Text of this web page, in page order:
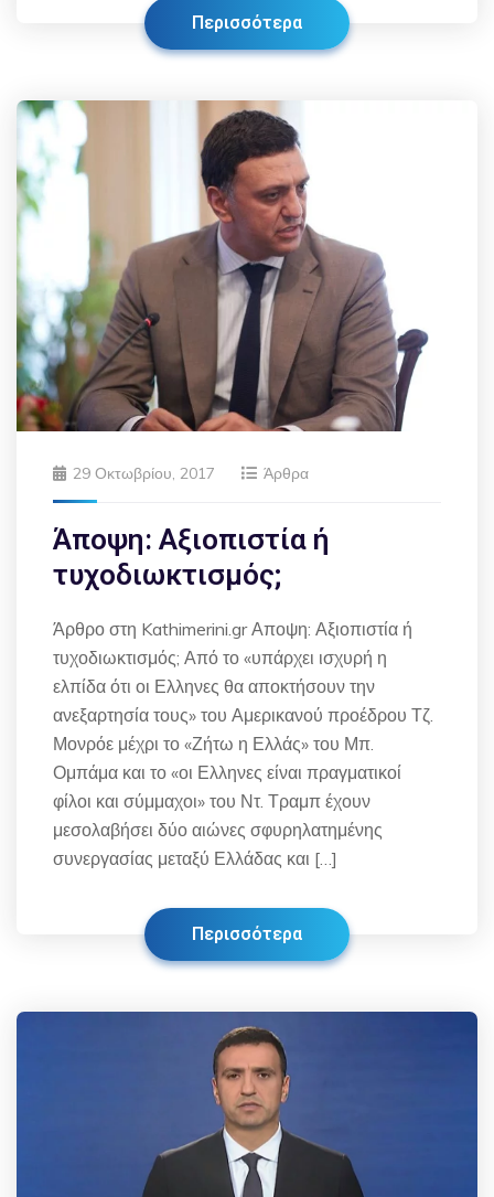
Περισσότερα
29 Οκτωβρίου, 2017 Άρθρα
Άποψη: Αξιοπιστία ή
τυχοδιωκτισμός;
Άρθρο στη Kathimerini.gr Αποψη: Αξιοπιστία ή
τυχοδιωκτισμός; Από το «υπάρχει ισχυρή η
ελπίδα ότι οι Ελληνες θα αποκτήσουν την
ανεξαρτησία τους» του Αμερικανού προέδρου Τζ.
Μονρόε μέχρι το «Ζήτω η Ελλάς» του Μπ.
Ομπάμα και το «οι Ελληνες είναι πραγματικοί
φίλοι και σύμμαχοι» του Ντ. Τραμπ έχουν
μεσολαβήσει δύο αιώνες σφυρηλατημένης
συνεργασίας μεταξύ Ελλάδας και […]
Περισσότερα